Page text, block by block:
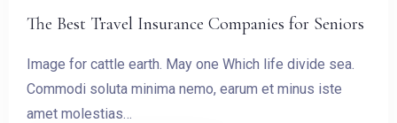
The Best Travel Insurance Companies for Seniors
Image for cattle earth. May one Which life divide sea.
Commodi soluta minima nemo, earum et minus iste
amet molestias…